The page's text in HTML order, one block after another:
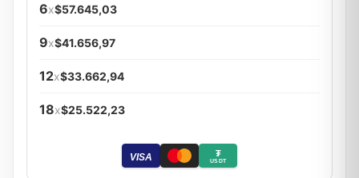
6x$57.645,03
9x$41.656,97
12x$33.662,94
18x$25.522,23
VISA ₮
USDT